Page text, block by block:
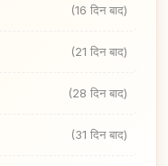
(16 दिन बाद)
(21 दिन बाद)
(28 दिन बाद)
(31 दिन बाद)